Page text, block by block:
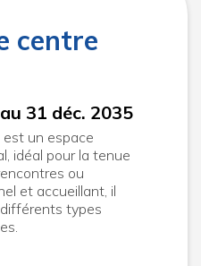
centre
31 déc. 2035
est un espace
idéal pour la tenue
ou
et accueillant, il
types